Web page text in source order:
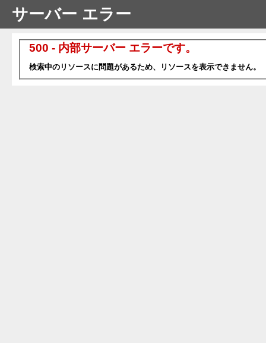
サーバー エラー
500 - 内部サーバー エラーです。
検索中のリソースに問題があるため、リソースを表示できません。